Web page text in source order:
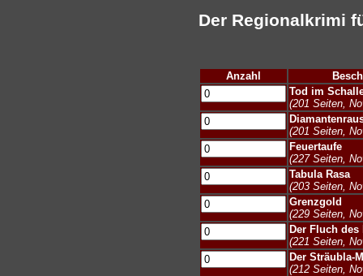
Der Regionalkrimi
Anzahl
Tod im
(201 Seiten,
(201 Seiten,
Feuertaufe
(227 Seiten,
Tabula Rasa
(203 Seiten,
Grenzgold
(229 Seiten,
Der Fluch des
(221 Seiten,
Der Sträubla-
(212 Seiten,